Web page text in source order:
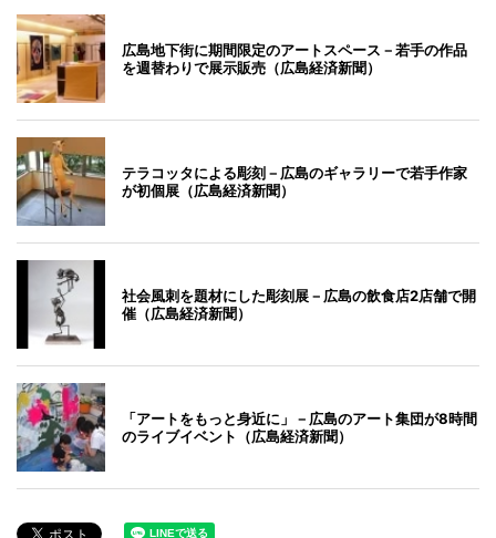
広島地下街に期間限定のアートスペース－若手の作品
を週替わりで展示販売（広島経済新聞）
テラコッタによる彫刻－広島のギャラリーで若手作家
が初個展（広島経済新聞）
社会風刺を題材にした彫刻展－広島の飲食店2店舗で開
催（広島経済新聞）
「アートをもっと身近に」－広島のアート集団が8時間
のライブイベント（広島経済新聞）